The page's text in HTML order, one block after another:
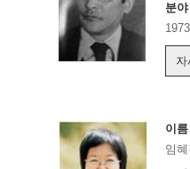
분야
이름
임